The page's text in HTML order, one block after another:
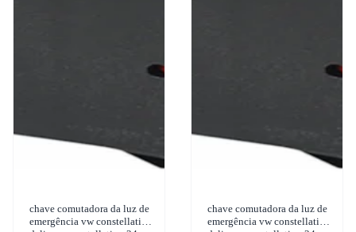
chave comutadora da luz de
emergência vw constellation
chave comutadora da luz de
emergência vw constellation